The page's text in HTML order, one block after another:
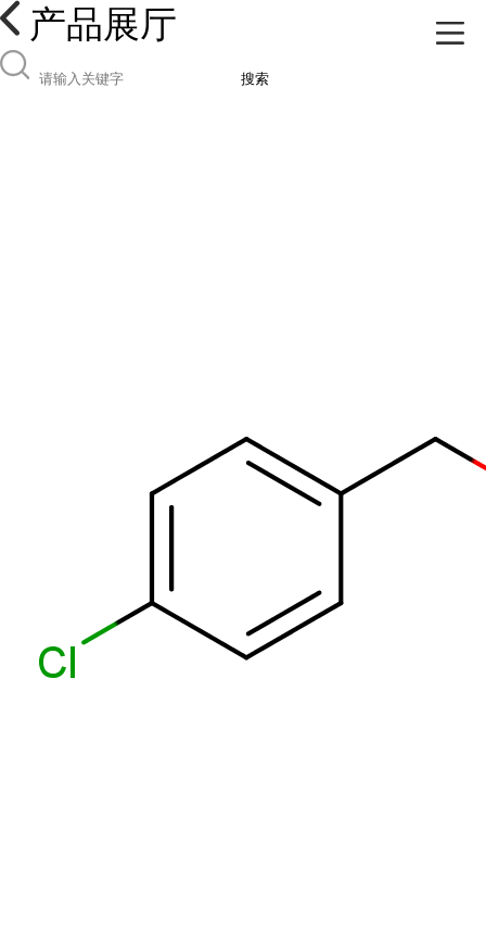
产品展厅
搜索